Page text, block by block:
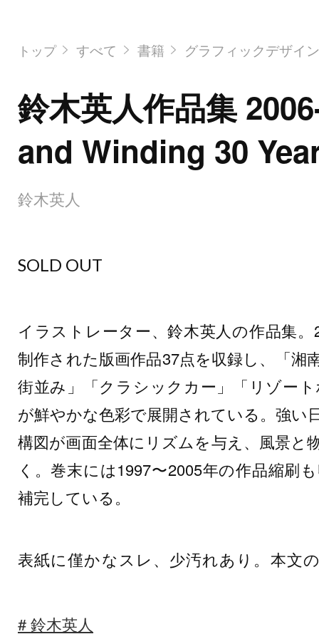
トップ すべて 書籍 グラフィックデザイン
鈴木英人作品集
and Winding 30
鈴木英人
SOLD OUT
イラストレーター、鈴木英人の作品集
制作された版画作品37点を収録し、「湘
街並み」「クラシックカー」「リゾー
が鮮やかな色彩で展開されている。強い
構図が画面全体にリズムを与え、風景と
く。巻末には1997〜2005年の作品縮刷
補完している。
表紙に僅かなスレ、少汚れあり。本文
鈴木英人